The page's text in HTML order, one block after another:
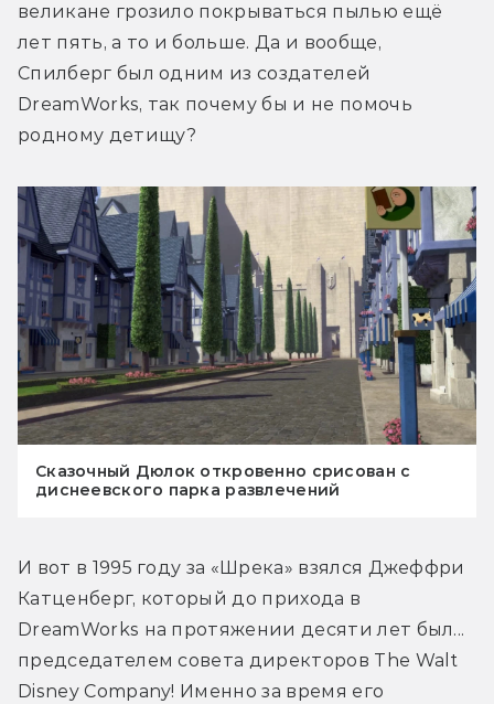
великане грозило покрываться пылью ещё
лет пять, а то и больше. Да и вообще,
Спилберг был одним из создателей
DreamWorks, так почему бы и не помочь
родному детищу?
Сказочный Дюлок откровенно срисован с
диснеевского парка развлечений
И вот в 1995 году за «Шрека» взялся Джеффри
Катценберг, который до прихода в
DreamWorks на протяжении десяти лет был...
председателем совета директоров The Walt
Disney Company! Именно за время его